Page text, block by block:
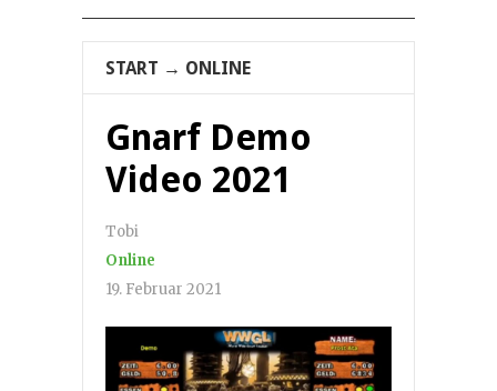
START → ONLINE
Gnarf Demo
Video 2021
Tobi
Online
19. Februar 2021